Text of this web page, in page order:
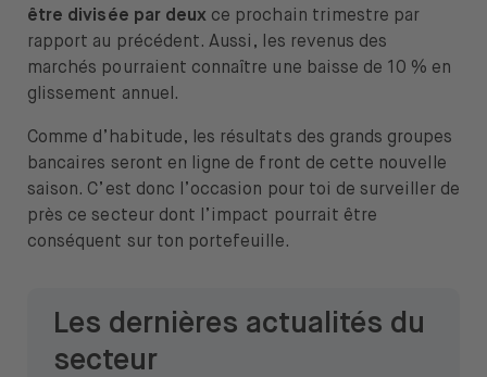
FR
Ouvrir le menu de changement de langue
être divisée par deux ce prochain trimestre par
rapport au précédent. Aussi, les revenus des
marchés pourraient connaître une baisse de 10 % en
glissement annuel.
Comme d’habitude, les résultats des grands groupes
bancaires seront en ligne de front de cette nouvelle
saison. C’est donc l’occasion pour toi de surveiller de
près ce secteur dont l’impact pourrait être
conséquent sur ton portefeuille.
Les dernières actualités du
secteur